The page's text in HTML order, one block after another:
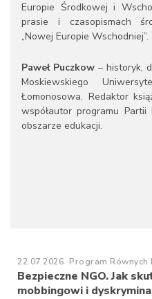
Europie Środkowej i
prasie i czasopismach
„Nowej Europie Wschodniej”.
Paweł Puczkow – historyk,
Moskiewskiego
Łomonosowa. Redaktor
współautor programu
obszarze edukacji.
22.07.2026 Program Równych
Bezpieczne NGO. Jak
mobbingowi i